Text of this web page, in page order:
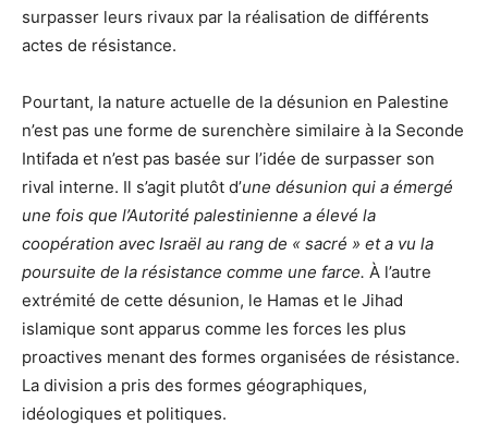
surpasser leurs rivaux par la réalisation de différents
actes de résistance.
Pourtant, la nature actuelle de la désunion en Palestine
n’est pas une forme de surenchère similaire à la Seconde
Intifada et n’est pas basée sur l’idée de surpasser son
rival interne. Il s’agit plutôt d’une désunion qui a émergé
une fois que l’Autorité palestinienne a élevé la
coopération avec Israël au rang de « sacré » et a vu la
poursuite de la résistance comme une farce. À l’autre
extrémité de cette désunion, le Hamas et le Jihad
islamique sont apparus comme les forces les plus
proactives menant des formes organisées de résistance.
La division a pris des formes géographiques,
idéologiques et politiques.